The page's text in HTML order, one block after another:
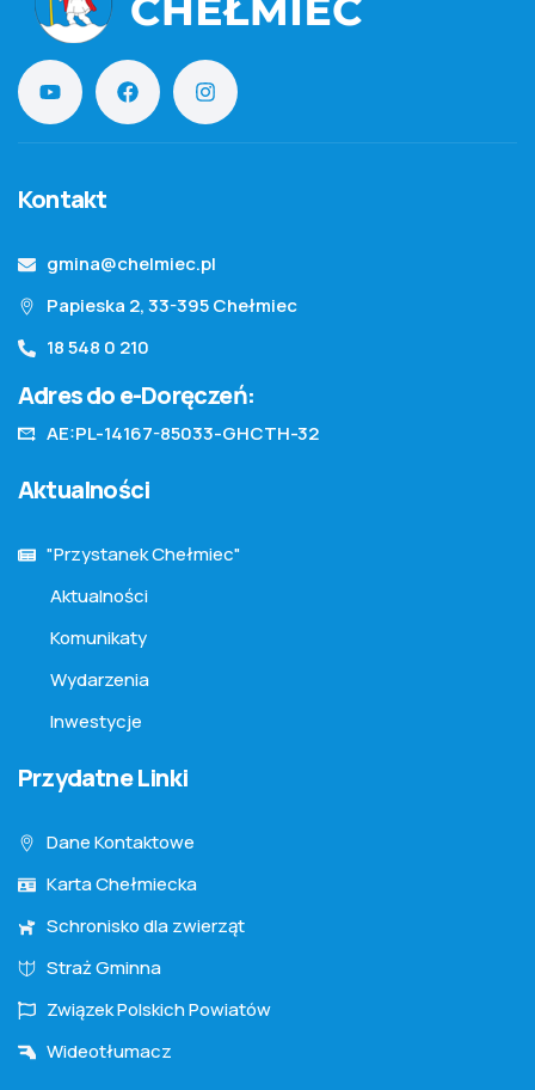
Kontakt
gmina@chelmiec.pl
Papieska 2, 33-395 Chełmiec
18 548 0 210
Adres do e-Doręczeń:
AE:PL-14167-85033-GHCTH-32
Aktualności
"Przystanek Chełmiec"
Aktualności
Komunikaty
Wydarzenia
Inwestycje
Przydatne Linki
Dane Kontaktowe
Karta Chełmiecka
Schronisko dla zwierząt
Straż Gminna
Związek Polskich Powiatów
Wideotłumacz